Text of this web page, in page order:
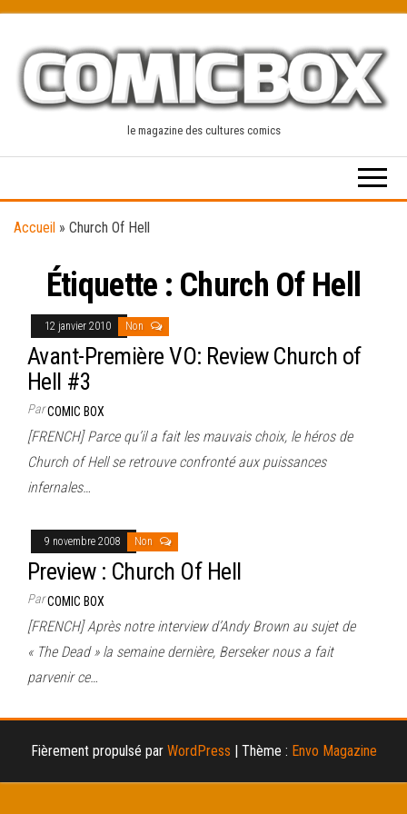
content
le magazine des cultures comics
Accueil » Church Of Hell
Étiquette : Church Of Hell
12 janvier 2010 Non
Avant-Première VO: Review Church of
Hell #3
ParCOMIC BOX
[FRENCH] Parce qu’il a fait les mauvais choix, le héros de
Church of Hell se retrouve confronté aux puissances
infernales…
9 novembre 2008 Non
Preview : Church Of Hell
ParCOMIC BOX
[FRENCH] Après notre interview d’Andy Brown au sujet de
« The Dead » la semaine dernière, Berseker nous a fait
parvenir ce…
Fièrement propulsé par WordPress | Thème : Envo Magazine